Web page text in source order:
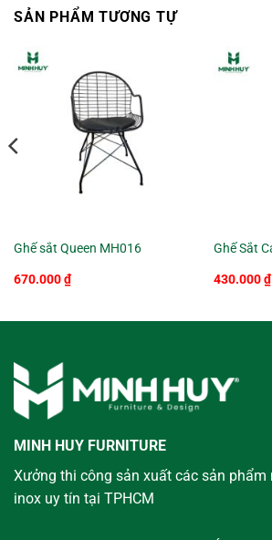
SẢN PHẨM TƯƠNG TỰ
Ghế sắt Queen MH016
670.000₫
Ghế Sắt
430.000₫
MINH HUY FURNITURE
Xưởng thi công sản xuất các sản phẩm
inox uy tín tại TPHCM